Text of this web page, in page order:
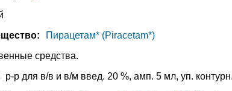
Пирацетам* (Piracetam*)
средства.
р-р для в/в и в/м введ. 20 %, амп. 5 мл, уп.